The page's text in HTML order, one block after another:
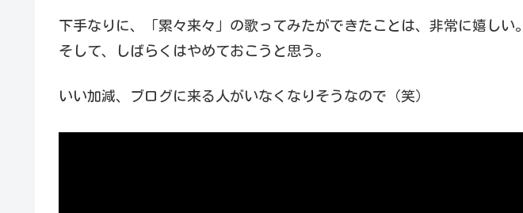
下手なりに、「累々来々」の歌ってみたができたことは、非常に嬉しい。
そして、しばらくはやめておこうと思う。
いい加減、ブログに来る人がいなくなりそうなので（笑）